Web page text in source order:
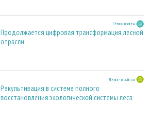
Регион номера
Продолжается цифровая трансформация лесной
отрасли
Лесное хозяйство
Рекультивация в системе полного
восстановления экологической системы леса